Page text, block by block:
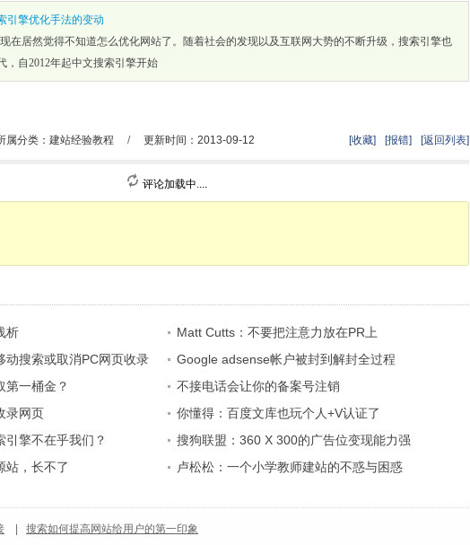
引擎优化手法的变动
在居然觉得不知道怎么优化网站了。随着社会的发现以及互联网大势的不断升级，搜索引擎也
，自2012年起中文搜索引擎开始
属分类： 建站经验教程 / 更新时间：2013-09-12 [收藏] [报错] [返回列表]
评论加载中....
析
Matt Cutts：不要把注意力放在PR上
动搜索或取消PC网页收录
Google adsense帐户被封到解封全过程
第一桶金？
不接电话会让你的备案号注销
录网页
你懂得：百度文库也玩个人+V认证了
引擎不在乎我们？
搜狗联盟：360 X 300的广告位变现能力强
站，长不了
卢松松：一个小学教师建站的不惑与困惑
搜索如何提高网站给用户的第一印象